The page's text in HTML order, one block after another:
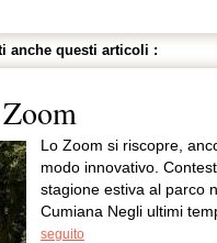
anche questi articoli :
Lo Zoom si riscopre,
modo innovativo.
stagione estiva al parco
Cumiana Negli ultimi
seguito